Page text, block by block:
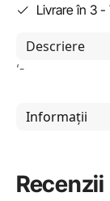
Livrare în 3 -
Descriere
‘-
Informații
Recenzii